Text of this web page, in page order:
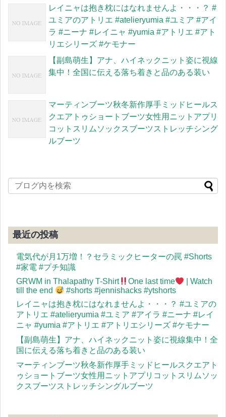
レイニャは抱き枕にはなれませんよ・・・？ #
ユミアのアトリエ #atelieryumia #ユミア #アイ
ラ #ニーナ #レイニャ #yumia #アトリエ #アト
リエシリーズ #ケモナー
【副島萌生】アナ、ハイネックニット姿に視線
集中！全国に伝える落ち着きと品のある装い
マーティンブーツ秋冬新作厚手ミッドヒールス
クエアトゥショートブーツ女性用ニットアプリ
コットスリムソックスブーツストレッチシング
ルブーツ
最近の投稿
電気代が月1万増！？セラミックヒーターの罠 #Shorts
#家電 #プチ知識
GRWM in Thalapathy T-Shirt
One last time
| Watch
till the end
#shorts #jennishacks #ytshorts
レイニャは抱き枕にはなれませんよ・・・？ #ユミアの
アトリエ #atelieryumia #ユミア #アイラ #ニーナ #レイ
ニャ #yumia #アトリエ #アトリエシリーズ #ケモナー
【副島萌生】アナ、ハイネックニット姿に視線集中！全
国に伝える落ち着きと品のある装い
マーティンブーツ秋冬新作厚手ミッドヒールスクエアト
ゥショートブーツ女性用ニットアプリコットスリムソッ
クスブーツストレッチシングルブーツ